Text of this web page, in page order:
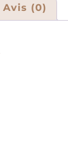
Avis (0)